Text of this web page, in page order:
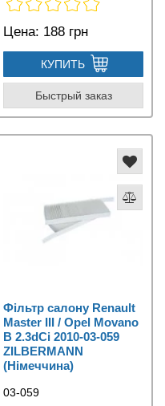
Цена: 188 грн
КУПИТЬ
Быстрый заказ
Фільтр салону Renault
Master III / Opel Movano
B 2.3dCi 2010-03-059
ZILBERMANN
(Німеччина)
03-059